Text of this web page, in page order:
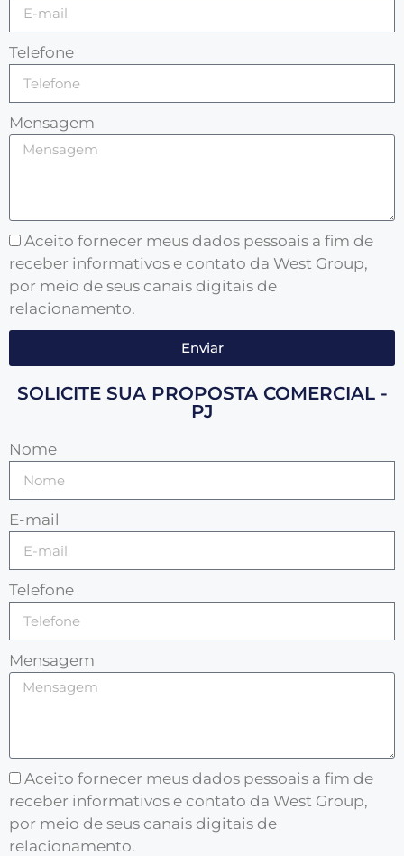
Telefone
Mensagem
Aceito fornecer meus dados pessoais a fim de
receber informativos e contato da West Group,
por meio de seus canais digitais de
relacionamento.
Enviar
SOLICITE SUA PROPOSTA COMERCIAL -
PJ
Nome
E-mail
Telefone
Mensagem
Aceito fornecer meus dados pessoais a fim de
receber informativos e contato da West Group,
por meio de seus canais digitais de
relacionamento.